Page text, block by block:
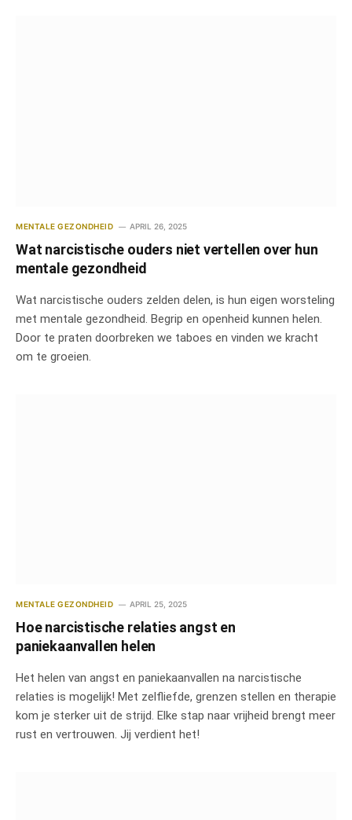
MENTALE GEZONDHEID APRIL 26, 2025
Wat narcistische ouders niet vertellen over hun
mentale gezondheid
Wat narcistische ouders zelden delen, is hun eigen worsteling
met mentale gezondheid. Begrip en openheid kunnen helen.
Door te praten doorbreken we taboes en vinden we kracht
om te groeien.
MENTALE GEZONDHEID APRIL 25, 2025
Hoe narcistische relaties angst en
paniekaanvallen helen
Het helen van angst en paniekaanvallen na narcistische
relaties is mogelijk! Met zelfliefde, grenzen stellen en therapie
kom je sterker uit de strijd. Elke stap naar vrijheid brengt meer
rust en vertrouwen. Jij verdient het!